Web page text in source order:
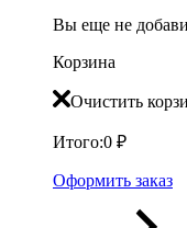
Вы еще не
Корзина
Очистить
Итого:0 ₽
Оформить заказ